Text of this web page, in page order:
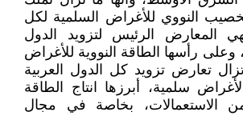
النووي للأغراض السلمية لكل
المعارض الرئيس لتزويد الدول
وعلى رأسها الطاقة النووية للأغراض
تعارض تزويد كل الدول العربية
سلمية، أبرزها انتاج الطاقة
من الاستعمالات، بخاصة في مجال